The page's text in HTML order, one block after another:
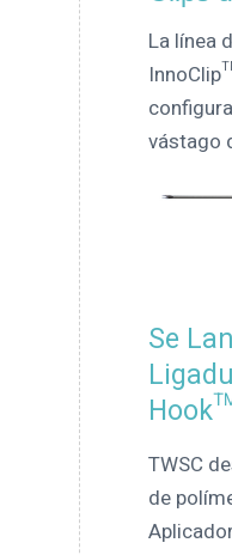
La línea
vástago
Se
TWSC
de